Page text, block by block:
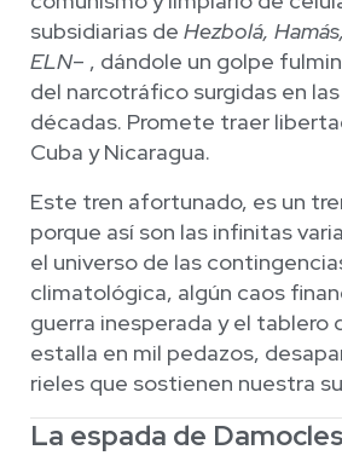
subsidiarias de Hezbolá,
ELN– , dándole un golpe
del narcotráfico surgidas en
décadas. Promete traer
Cuba y Nicaragua.
Este tren afortunado, es un
porque así son las infinitas
el universo de las
climatológica, algún caos
guerra inesperada y el tablero
estalla en mil pedazos,
rieles que sostienen nuestra
La espada de Damocles